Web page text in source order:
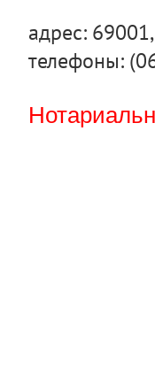
адрес:
телефоны: